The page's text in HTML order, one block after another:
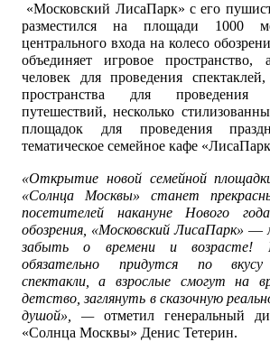
«Московский ЛисаПарк» с его
разместился на площади 1000
центрального входа на колесо
объединяет игровое
человек для проведения
пространства для
путешествий, несколько
площадок для проведения
тематическое семейное кафе
«Открытие новой семейной
«Солнца Москвы» станет
посетителей накануне Нового
обозрения, «Московский ЛисаПарк» —
забыть о времени и возрасте!
обязательно придутся по вкусу
спектакли, а взрослые смогут на
детство, заглянуть в сказочную
душой», —отметил генеральный
«Солнца Москвы» Денис Тетерин.